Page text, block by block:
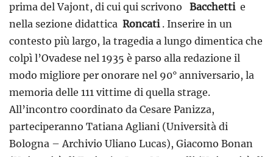
prima del Vajont, di cui qui scrivono Bacchettie
nella sezione didattica Roncati. Inserire in un
contesto più largo, la tragedia a lungo dimentica che
colpì l’Ovadese nel 1935 è parso alla redazione il
modo migliore per onorare nel 90° anniversario, la
memoria delle 111 vittime di quella strage.
All’incontro coordinato da Cesare Panizza,
parteciperanno Tatiana Agliani (Università di
Bologna – Archivio Uliano Lucas), Giacomo Bonan